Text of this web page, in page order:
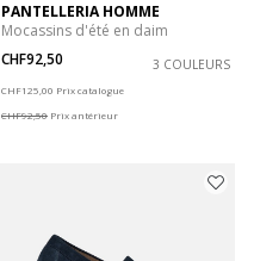
PANTELLERIA HOMME
Mocassins d'été en daim
CHF92,50
3 COULEURS
CHF125,00 Prix catalogue
CHF92,50 Prix antérieur